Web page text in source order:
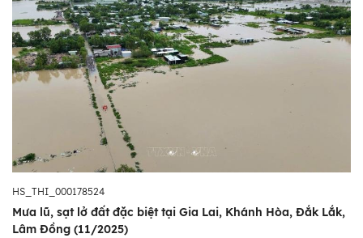
HS_THI_000178524
Mưa lũ, sạt lở đất đặc biệt tại Gia Lai, Khánh Hòa, Đắk Lắk,
Lâm Đồng (11/2025)